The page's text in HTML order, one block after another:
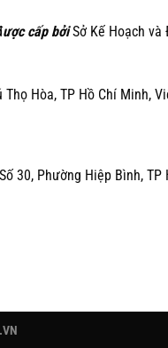
ược cấp bởiSở Kế Hoạch và
Hòa, TP Hồ Chí Minh,
30, Phường Hiệp Bình, TP